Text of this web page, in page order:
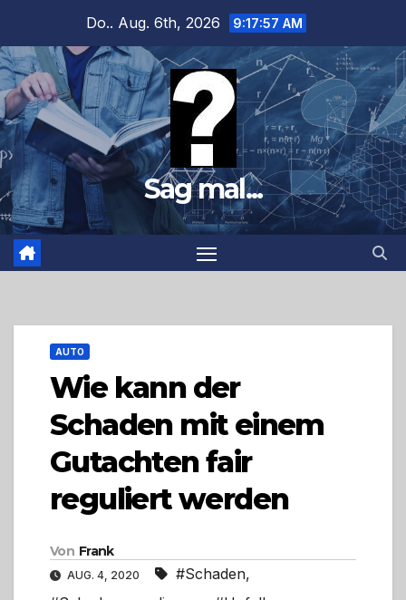
springen
Do.. Aug. 6th, 2026 9:17:59 AM
Sag mal...
AUTO
Wie kann der
Schaden mit einem
Gutachten fair
reguliert werden
Von Frank
AUG. 4, 2020 #Schaden,